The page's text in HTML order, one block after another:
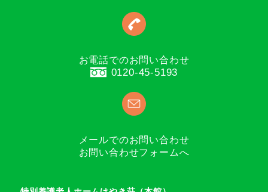
お電話でのお問い合わせ
0120-45-5193
メールでのお問い合わせ
お問い合わせフォームへ